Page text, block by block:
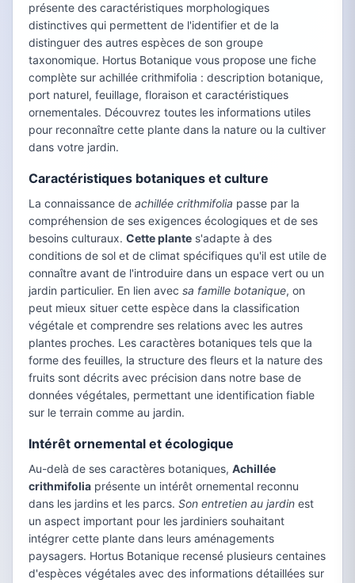
présente des caractéristiques morphologiques
distinctives qui permettent de l'identifier et de la
distinguer des autres espèces de son groupe
taxonomique. Hortus Botanique vous propose une fiche
complète sur achillée crithmifolia : description botanique,
port naturel, feuillage, floraison et caractéristiques
ornementales. Découvrez toutes les informations utiles
pour reconnaître cette plante dans la nature ou la cultiver
dans votre jardin.
Caractéristiques botaniques et culture
La connaissance de achillée crithmifolia passe par la
compréhension de ses exigences écologiques et de ses
besoins culturaux. Cette plante s'adapte à des
conditions de sol et de climat spécifiques qu'il est utile de
connaître avant de l'introduire dans un espace vert ou un
jardin particulier. En lien avec sa famille botanique, on
peut mieux situer cette espèce dans la classification
végétale et comprendre ses relations avec les autres
plantes proches. Les caractères botaniques tels que la
forme des feuilles, la structure des fleurs et la nature des
fruits sont décrits avec précision dans notre base de
données végétales, permettant une identification fiable
sur le terrain comme au jardin.
Intérêt ornemental et écologique
Au-delà de ses caractères botaniques, Achillée
crithmifolia présente un intérêt ornemental reconnu
dans les jardins et les parcs. Son entretien au jardin est
un aspect important pour les jardiniers souhaitant
intégrer cette plante dans leurs aménagements
paysagers. Hortus Botanique recensé plusieurs centaines
d'espèces végétales avec des informations détaillées sur